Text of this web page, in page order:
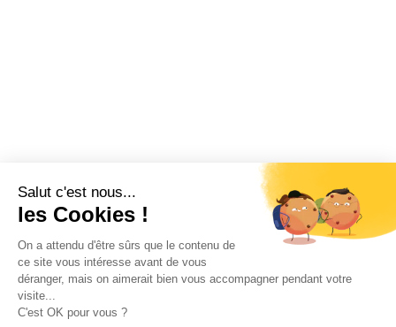
Salut c'est nous...
les Cookies !
On a attendu d'être sûrs que le contenu de
ce site vous intéresse avant de vous
déranger, mais on aimerait bien vous accompagner pendant votre
visite...
C'est OK pour vous ?